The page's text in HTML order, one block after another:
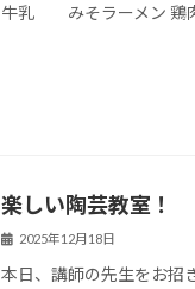
牛乳 みそラーメン 鶏
楽しい陶芸教室！
2025年12月18日
本日、講師の先生をお招